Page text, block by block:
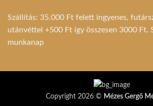
Szállítás: 35.000 Ft felett ingyenes,
utánvéttel +500 Ft így összesen 3000 Ft.
munkanap
Copyright 2026 © Mézes Gergő